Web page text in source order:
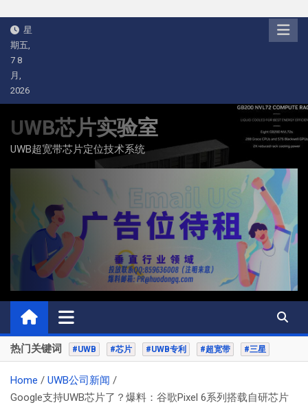
Skip
content
星
期五,
7 8
月,
2026
UWB芯片实验室
UWB超宽带芯片定位技术系统
热门关键词 #UWB #芯片 #UWB专利 #超宽带 #三星
Home
UWB公司新闻
Google支持UWB芯片了？爆料：谷歌Pixel 6系列搭载自研芯片